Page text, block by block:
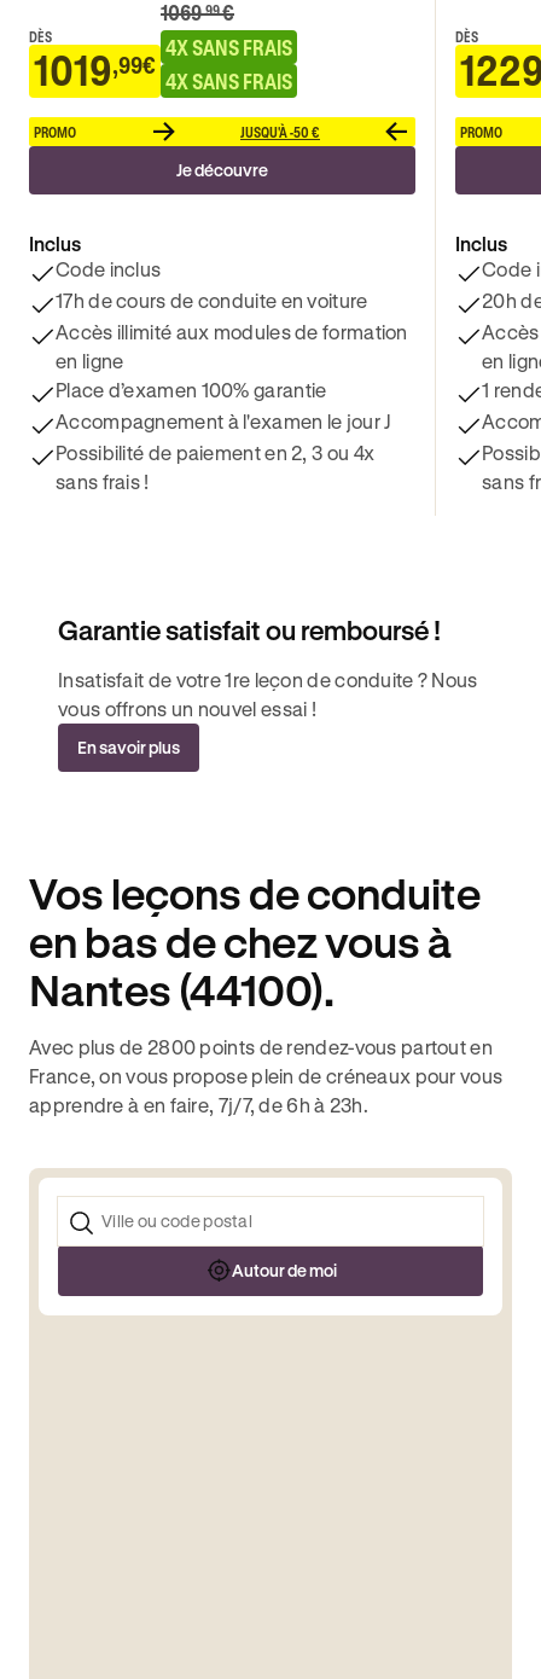
DÈS
1019,99€
1069.99€
4X SANS FRAIS
4X SANS FRAIS
PROMO JUSQU'À -50 €
Je découvre
Inclus
Code inclus
17h de cours de conduite en voiture
Accès illimité aux modules de formation
en ligne
Place d’examen 100% garantie
Accompagnement à l'examen le jour J
Possibilité de paiement en 2, 3 ou 4x
sans frais !
DÈS
PROMO
Inclus
Code
20h
en
1
sans
Garantie satisfait ou remboursé !
Insatisfait de votre 1re leçon de conduite ? Nous
vous offrons un nouvel essai !
En savoir plus
Vos leçons de conduite
en bas de chez vous à
Nantes (44100).
Avec plus de 2800 points de rendez-vous partout en
France, on vous propose plein de créneaux pour vous
apprendre à en faire, 7j/7, de 6h à 23h.
Autour de moi